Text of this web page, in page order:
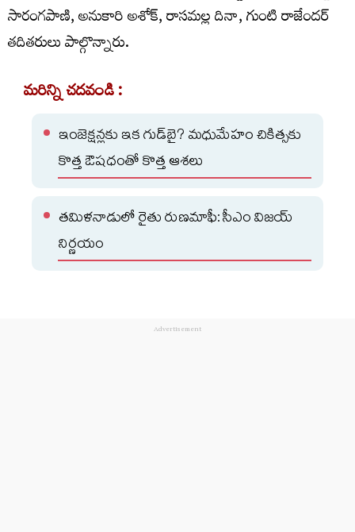
సారంగపాణి, అనుకారి అశోక్, రాసమల్ల దినా, గుంటి రాజేందర్
తదితరులు పాల్గొన్నారు.
మరిన్ని చదవండి :
ఇంజెక్షన్లకు ఇక గుడ్‌బై? మధుమేహం చికిత్సకు
కొత్త ఔషధంతో కొత్త ఆశలు
తమిళనాడులో రైతు రుణమాఫీ: సీఎం విజయ్‌
నిర్ణయం